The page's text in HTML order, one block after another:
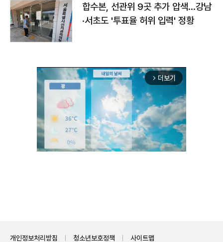
합수본, 선관위 9곳 추가 압색…강남
·서초도 '투표율 허위 입력' 정황
arrow_forward_ios 더보기
개인정보처리방침 청소년보호정책 사이트맵